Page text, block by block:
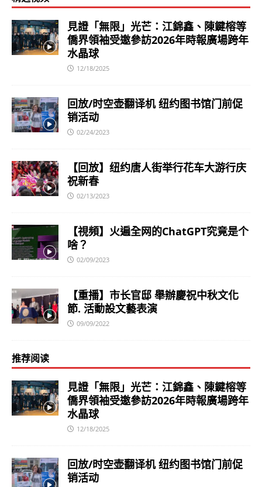
見證「無限」光芒：江錦鑫、陳鍵榕等
僑界領袖受邀參訪2026年時報廣場跨年
水晶球
12/18/2025
回放/时空壶翻译机 纽约图书馆门前促
销活动
02/24/2023
【回放】纽约唐人街举行花车大游行庆
祝新春
02/13/2023
【視頻】火遍全网的ChatGPT究竟是个
啥？
02/09/2023
【重播】市长官邸 舉辦慶祝中秋文化
節. 活動設文藝表演
09/09/2022
推荐阅读
見證「無限」光芒：江錦鑫、陳鍵榕等
僑界領袖受邀參訪2026年時報廣場跨年
水晶球
12/18/2025
回放/时空壶翻译机 纽约图书馆门前促
销活动